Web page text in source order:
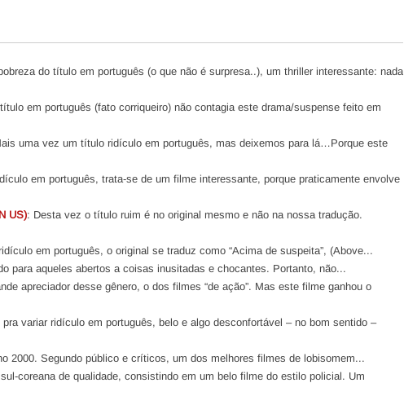
do título em português (o que não é surpresa..), um thriller interessante: nada
em português (fato corriqueiro) não contagia este drama/suspense feito em
uma vez um título ridículo em português, mas deixemos para lá…Porque este
em português, trata-se de um filme interessante, porque praticamente envolve
US): Desta vez o título ruim é no original mesmo e não na nossa tradução.
em português, o original se traduz como “Acima de suspeita”, (Above...
para aqueles abertos a coisas inusitadas e chocantes. Portanto, não...
apreciador desse gênero, o dos filmes “de ação”. Mas este filme ganhou o
variar ridículo em português, belo e algo desconfortável – no bom sentido –
2000. Segundo público e críticos, um dos melhores filmes de lobisomem...
coreana de qualidade, consistindo em um belo filme do estilo policial. Um